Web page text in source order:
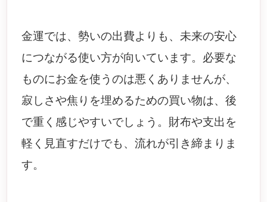
金運では、勢いの出費よりも、未来の安心
につながる使い方が向いています。必要な
ものにお金を使うのは悪くありませんが、
寂しさや焦りを埋めるための買い物は、後
で重く感じやすいでしょう。財布や支出を
軽く見直すだけでも、流れが引き締まりま
す。